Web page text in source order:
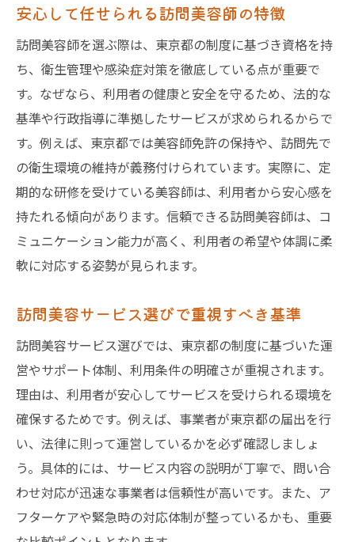
安心して任せられる訪問美容師の特徴
訪問美容師を選ぶ際は、東京都の制度に基づき資格を持
ち、衛生管理や感染症対策を徹底している点が重要で
す。なぜなら、利用者の健康と安全を守るため、法的な
基準や行政指導に準拠したサービスが求められるからで
す。例えば、東京都では美容師免許の保持や、訪問先で
の衛生環境の維持が義務付けられています。実際に、定
期的な研修を受けている美容師は、利用者から安心感を
持たれる傾向があります。信頼できる訪問美容師は、コ
ミュニケーション能力が高く、利用者の希望や体調に柔
軟に対応する姿勢が見られます。
訪問美容サービス選びで重視すべき基準
訪問美容サービス選びでは、東京都の制度に基づいた運
営やサポート体制、利用条件の明確さが重視されます。
理由は、利用者が安心してサービスを受けられる環境を
確保するためです。例えば、事業者が東京都の届出を行
い、法律に則って運営しているかを必ず確認しましょ
う。具体的には、サービス内容の説明が丁寧で、問い合
わせ対応が迅速な事業者は信頼性が高いです。また、ア
フターケアや緊急時の対応体制が整っているかも、重要